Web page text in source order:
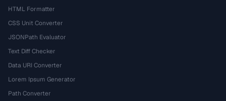
HTML Formatter
CSS Unit Converter
JSONPath Evaluator
Text Diff Checker
Data URI Converter
Lorem Ipsum Generator
Path Converter